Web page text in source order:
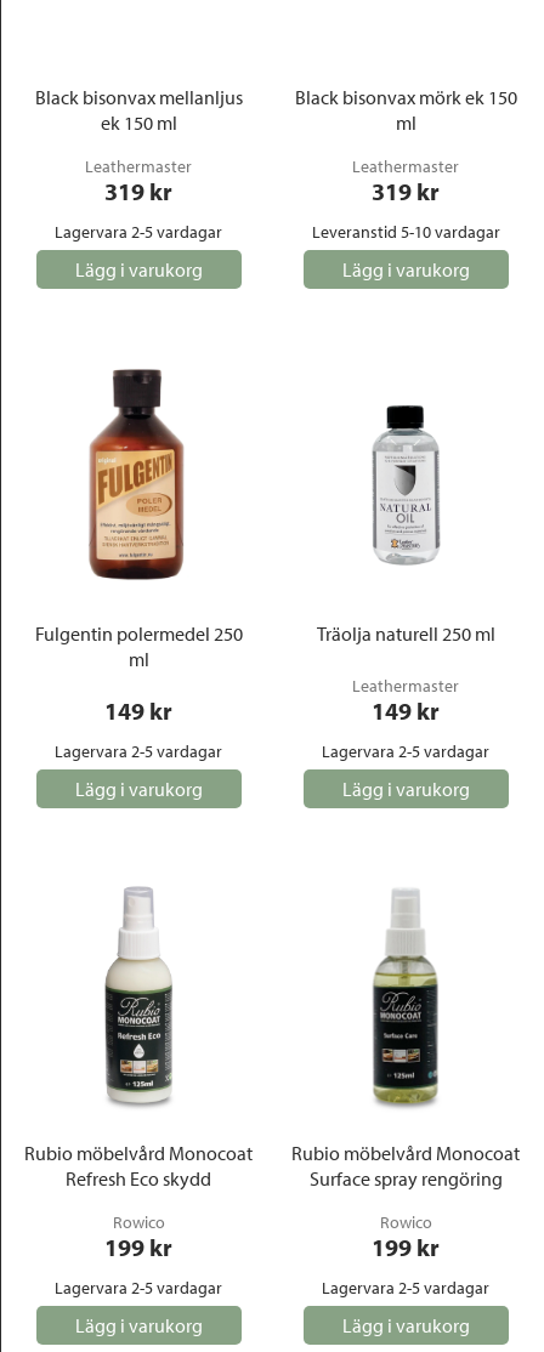
Black bisonvax mellanljus
ek 150 ml
Leathermaster
319 kr
Lagervara 2-5 vardagar
Lägg i varukorg
Black bisonvax mörk ek 150
ml
Leathermaster
319 kr
Leveranstid 5-10 vardagar
Lägg i varukorg
Fulgentin polermedel 250
ml
149 kr
Lagervara 2-5 vardagar
Lägg i varukorg
Träolja naturell 250 ml
Leathermaster
149 kr
Lagervara 2-5 vardagar
Lägg i varukorg
Rubio möbelvård Monocoat
Refresh Eco skydd
Rowico
199 kr
Lagervara 2-5 vardagar
Lägg i varukorg
Rubio möbelvård Monocoat
Surface spray rengöring
Rowico
199 kr
Lagervara 2-5 vardagar
Lägg i varukorg